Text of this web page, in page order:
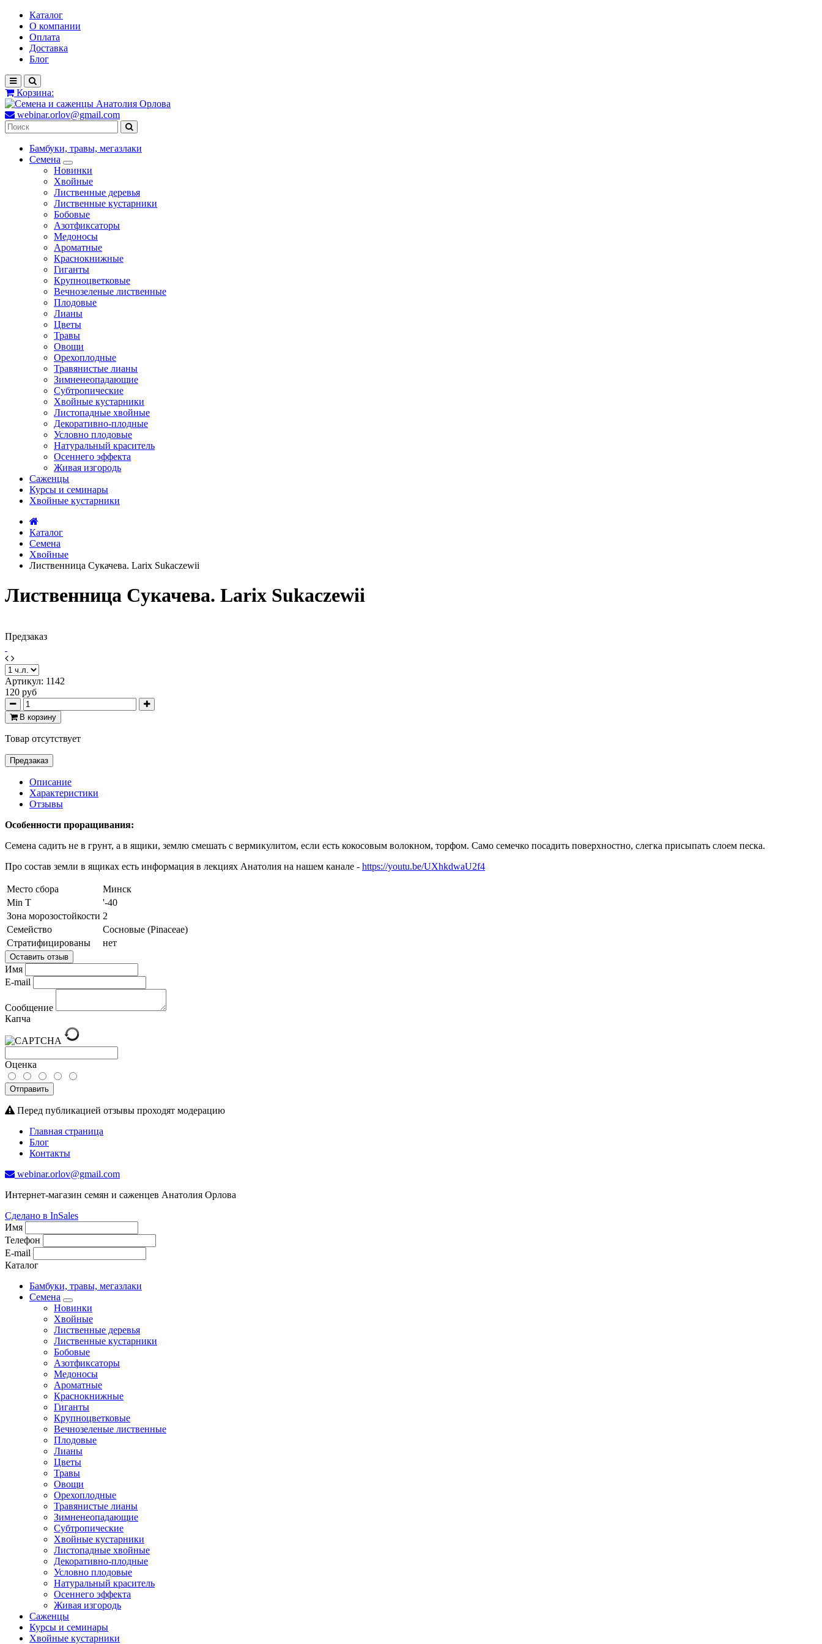
Каталог
О компании
Оплата
Доставка
Блог
Корзина:
webinar.orlov@gmail.com
Бамбуки, травы, мегазлаки
Семена
Новинки
Хвойные
Лиственные деревья
Лиственные кустарники
Бобовые
Азотфиксаторы
Медоносы
Ароматные
Краснокнижные
Гиганты
Крупноцветковые
Вечнозеленые лиственные
Плодовые
Лианы
Цветы
Травы
Овощи
Орехоплодные
Травянистые лианы
Зимненеопадающие
Субтропические
Хвойные кустарники
Листопадные хвойные
Декоративно-плодные
Условно плодовые
Натуральный краситель
Осеннего эффекта
Живая изгородь
Саженцы
Курсы и семинары
Хвойные кустарники
Каталог
Семена
Хвойные
Лиственница Cукачева. Larix Sukaczewii
Лиственница Cукачева. Larix Sukaczewii
Предзаказ
Артикул: 1142
120 руб
В корзину
Товар отсутствует
Предзаказ
Описание
Характеристики
Отзывы
Особенности проращивания:
Семена садить не в грунт, а в ящики, землю смешать с вермикулитом, если есть кокосовым волокном, торфом. Само семечко посадить поверхностно, слегка присыпать слоем песка.
Про состав земли в ящиках есть информация в лекциях Анатолия на нашем канале - https://youtu.be/UXhkdwaU2f4
Место сбора
Минск
Min T
'-40
Зона морозостойкости 2
Семейство
Сосновые (Pinaceae)
Стратифицированы
нет
Оставить отзыв
Имя
E-mail
Сообщение
Капча
Оценка
Отправить
Перед публикацией отзывы проходят модерацию
Главная страница
Блог
Контакты
webinar.orlov@gmail.com
Интернет-магазин семян и саженцев Анатолия Орлова
Сделано в InSales
Имя
Телефон
E-mail
Каталог
Бамбуки, травы, мегазлаки
Семена
Новинки
Хвойные
Лиственные деревья
Лиственные кустарники
Бобовые
Азотфиксаторы
Медоносы
Ароматные
Краснокнижные
Гиганты
Крупноцветковые
Вечнозеленые лиственные
Плодовые
Лианы
Цветы
Травы
Овощи
Орехоплодные
Травянистые лианы
Зимненеопадающие
Субтропические
Хвойные кустарники
Листопадные хвойные
Декоративно-плодные
Условно плодовые
Натуральный краситель
Осеннего эффекта
Живая изгородь
Саженцы
Курсы и семинары
Хвойные кустарники